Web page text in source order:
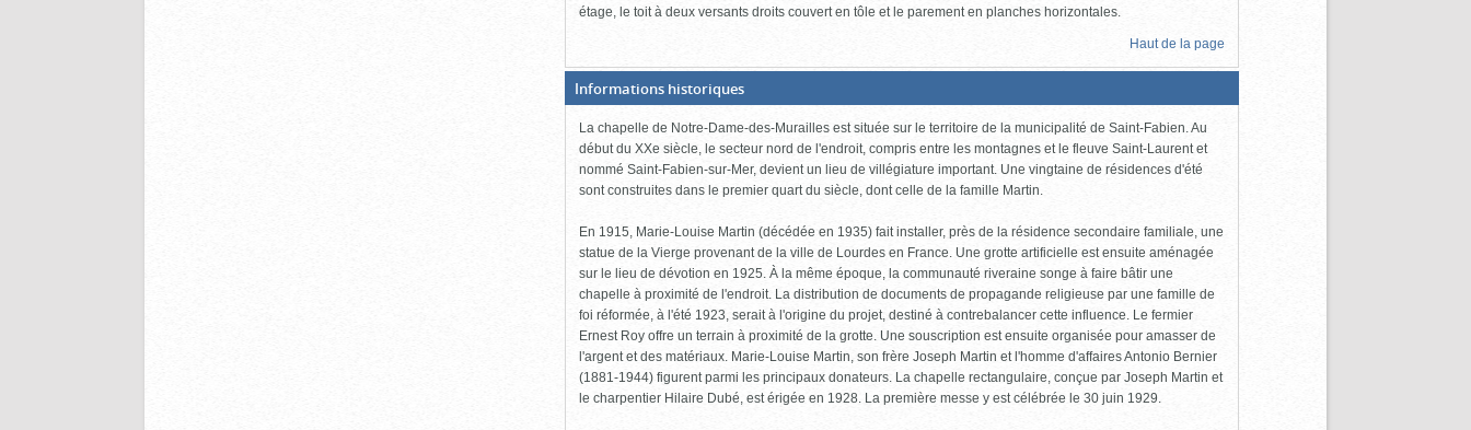
étage, le toit à deux versants droits couvert en tôle et le parement en planches horizontales.
Haut de la page
Informations historiques(Boite
fermée,
cliquer
pour
ouvrir)
La chapelle de Notre-Dame-des-Murailles est située sur le territoire de la municipalité de Saint-Fabien. Au
début du XXe siècle, le secteur nord de l'endroit, compris entre les montagnes et le fleuve Saint-Laurent et
nommé Saint-Fabien-sur-Mer, devient un lieu de villégiature important. Une vingtaine de résidences d'été
sont construites dans le premier quart du siècle, dont celle de la famille Martin.
En 1915, Marie-Louise Martin (décédée en 1935) fait installer, près de la résidence secondaire familiale, une
statue de la Vierge provenant de la ville de Lourdes en France. Une grotte artificielle est ensuite aménagée
sur le lieu de dévotion en 1925. À la même époque, la communauté riveraine songe à faire bâtir une
chapelle à proximité de l'endroit. La distribution de documents de propagande religieuse par une famille de
foi réformée, à l'été 1923, serait à l'origine du projet, destiné à contrebalancer cette influence. Le fermier
Ernest Roy offre un terrain à proximité de la grotte. Une souscription est ensuite organisée pour amasser de
l'argent et des matériaux. Marie-Louise Martin, son frère Joseph Martin et l'homme d'affaires Antonio Bernier
(1881-1944) figurent parmi les principaux donateurs. La chapelle rectangulaire, conçue par Joseph Martin et
le charpentier Hilaire Dubé, est érigée en 1928. La première messe y est célébrée le 30 juin 1929.